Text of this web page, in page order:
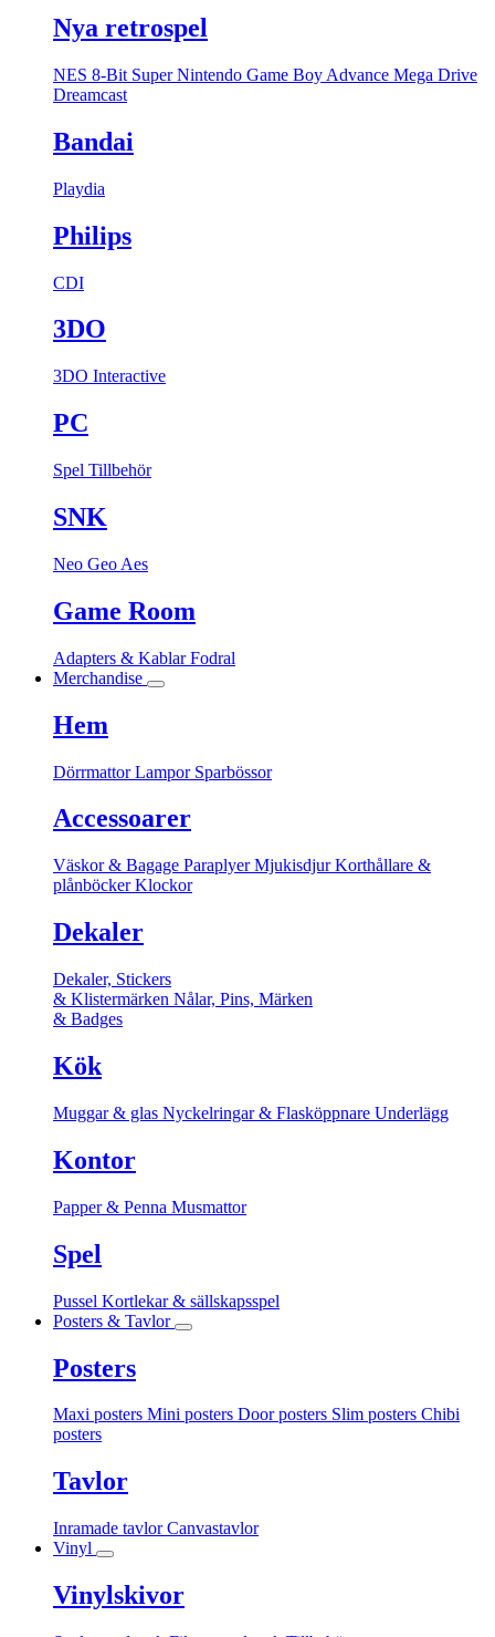
Nya retrospel
NES 8-Bit Super Nintendo Game Boy Advance Mega Drive
Dreamcast
Bandai
Playdia
Philips
CDI
3DO
3DO Interactive
PC
Spel Tillbehör
SNK
Neo Geo Aes
Game Room
Adapters & KablarFodral
Merchandise
Hem
DörrmattorLampor Sparbössor
Accessoarer
Väskor & Bagage ParaplyerMjukisdjurKorthållare &
plånböckerKlockor
Dekaler
Dekaler, Stickers
& Klistermärken Nålar, Pins, Märken
& Badges
Kök
Muggar & glas Nyckelringar & Flasköppnare Underlägg
Kontor
Papper & Penna Musmattor
Spel
Pussel Kortlekar & sällskapsspel
Posters & Tavlor
Posters
Maxi posters Mini posters Door posters Slim posters Chibi
posters
Tavlor
Inramade tavlorCanvastavlor
Vinyl
Vinylskivor